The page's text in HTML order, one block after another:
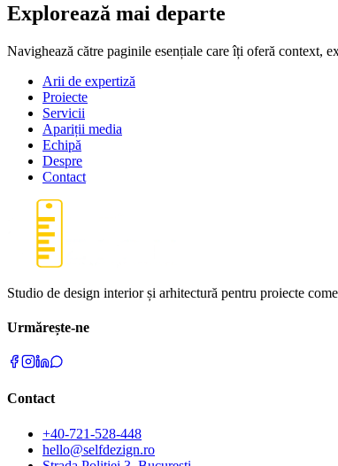
Explorează mai departe
Navighează către paginile esențiale care îți oferă context,
Arii de expertiză
Proiecte
Servicii
Apariții media
Echipă
Despre
Contact
Studio de design interior și arhitectură pentru proiecte
Urmărește-ne
Contact
+40-721-528-448
hello@selfdezign.ro